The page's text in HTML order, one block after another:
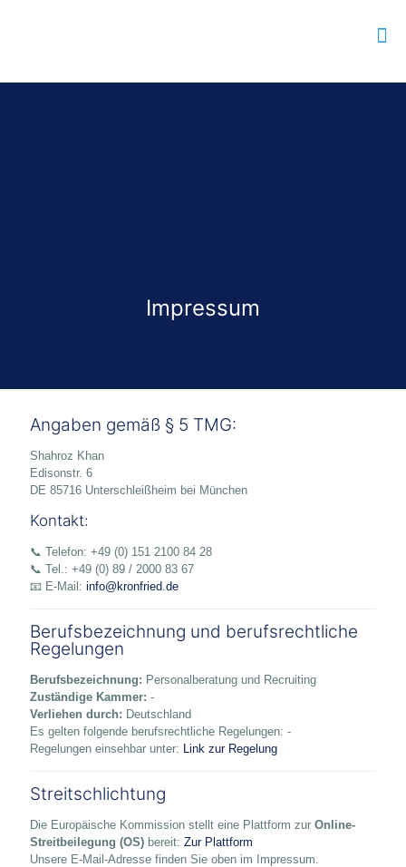
Impressum
Angaben gemäß § 5 TMG:
Shahroz Khan
Edisonstr. 6
DE 85716 Unterschleißheim bei München
Kontakt:
📞 Telefon: +49 (0) 151 2100 84 28
📞 Tel.: +49 (0) 89 / 2000 83 67
📧 E-Mail: info@kronfried.de
Berufsbezeichnung und berufsrechtliche
Regelungen
Berufsbezeichnung: Personalberatung und Recruiting
Zuständige Kammer: -
Verliehen durch: Deutschland
Es gelten folgende berufsrechtliche Regelungen: -
Regelungen einsehbar unter: Link zur Regelung
Streitschlichtung
Die Europäische Kommission stellt eine Plattform zur Online-
Streitbeilegung (OS) bereit: Zur Plattform
Unsere E-Mail-Adresse finden Sie oben im Impressum.